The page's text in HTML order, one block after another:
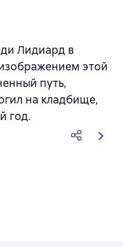
152 оценок
Лидиард в
этой
путь,
на кладбище,
год.